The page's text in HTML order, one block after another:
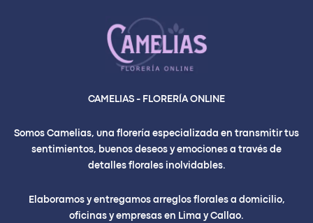
CAMELIAS - FLORERÍA ONLINE
Somos Camelias, una florería especializada en transmitir tus
sentimientos, buenos deseos y emociones a través de
detalles florales inolvidables.
Elaboramos y entregamos arreglos florales a domicilio,
oficinas y empresas en Lima y Callao.